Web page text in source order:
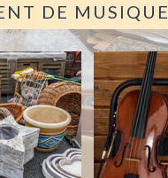
DE MUSIQUE